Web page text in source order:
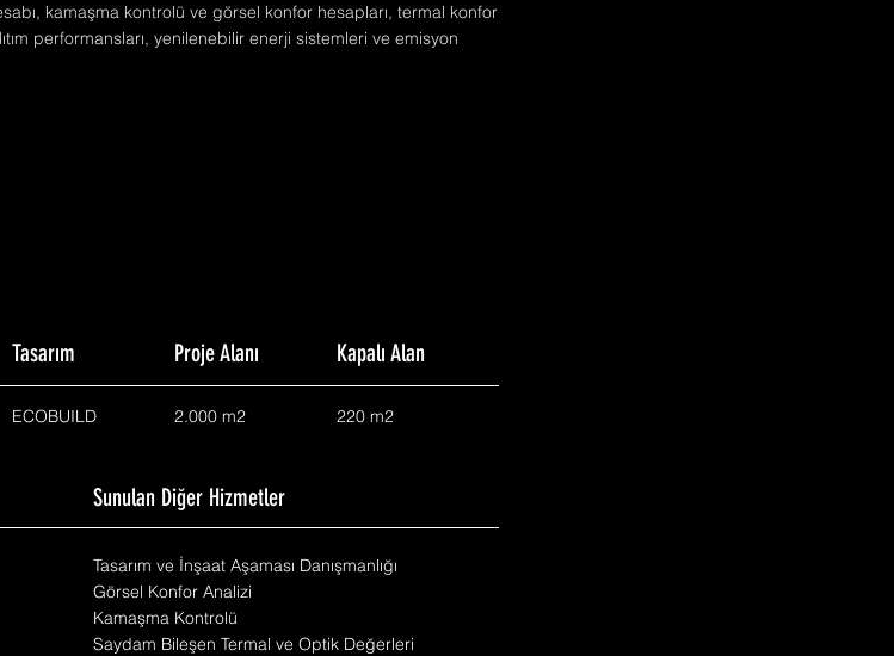
kamaşma kontrolü ve görsel konfor hesapları, termal konfor
performansları, yenilenebilir enerji sistemleri ve emisyon
Tasarım Proje Alanı Kapalı Alan
ECOBUILD 2.000 m2 220 m2
Sunulan Diğer Hizmetler
Tasarım ve İnşaat Aşaması Danışmanlığı
Görsel Konfor Analizi
Kamaşma Kontrolü
Saydam Bileşen Termal ve Optik Değerleri